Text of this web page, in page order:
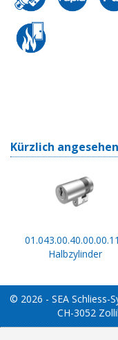
Kürzlich
Halbzylinder
© 2026 - SEA
CH-3052